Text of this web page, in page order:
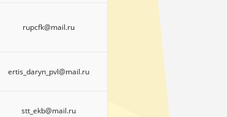
rupcfk@mail.ru
ertis_daryn_pvl@mail.ru
stt_ekb@mail.ru